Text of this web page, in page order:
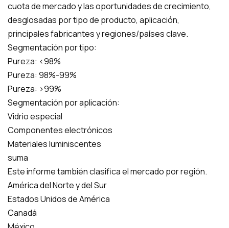
cuota de mercado y las oportunidades de crecimiento,
desglosadas por tipo de producto, aplicación,
principales fabricantes y regiones/países clave.
Segmentación por tipo:
Pureza: <98%
Pureza: 98%-99%
Pureza: >99%
Segmentación por aplicación:
Vidrio especial
Componentes electrónicos
Materiales luminiscentes
suma
Este informe también clasifica el mercado por región.
América del Norte y del Sur
Estados Unidos de América
Canadá